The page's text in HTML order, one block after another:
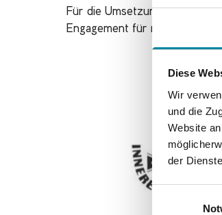
Diese
Wir
und die
Website
der
E
Für die Umsetzung unserer
Engagement für nachhaltige